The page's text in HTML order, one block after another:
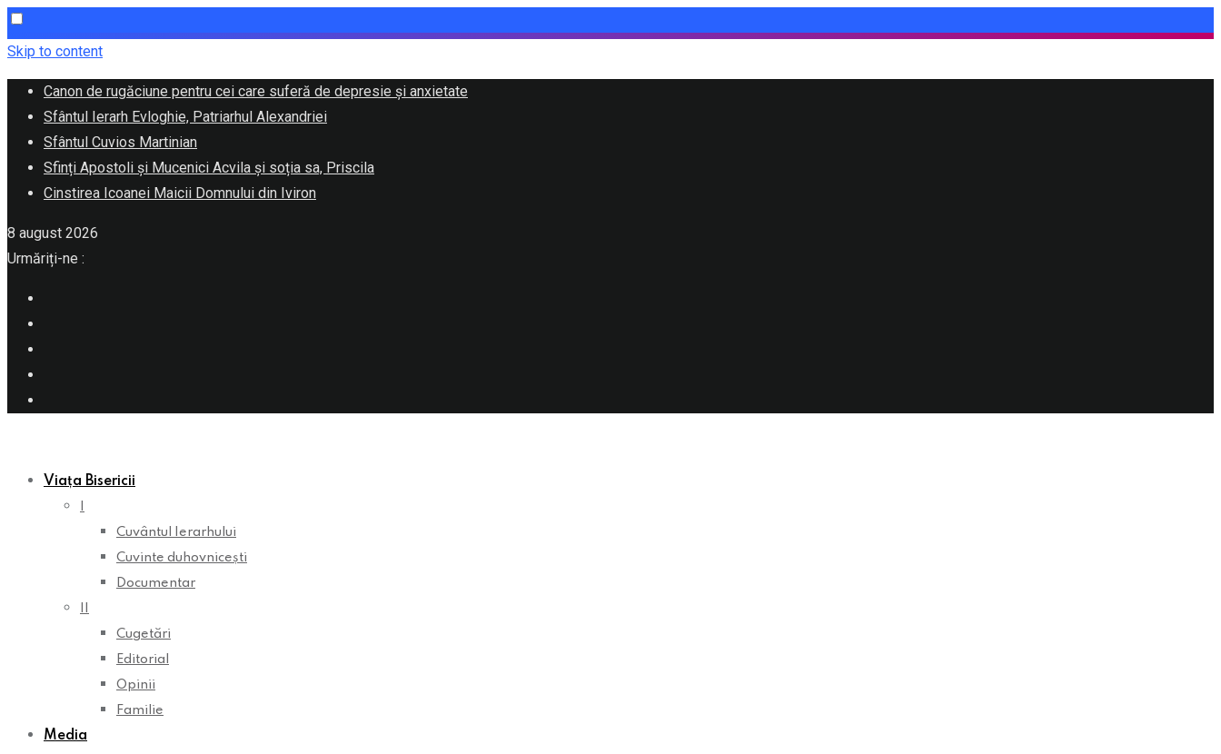
Skip to content
Canon de rugăciune pentru cei care suferă de depresie și anxietate
Sfântul Ierarh Evloghie, Patriarhul Alexandriei
Sfântul Cuvios Martinian
Sfinți Apostoli și Mucenici Acvila și soția sa, Priscila
Cinstirea Icoanei Maicii Domnului din Iviron
8 august 2026
Urmăriți-ne :
Viața Bisericii
Cuvântul Ierarhului
Cuvinte duhovnicești
Documentar
Cugetări
Editorial
Opinii
Familie
Media